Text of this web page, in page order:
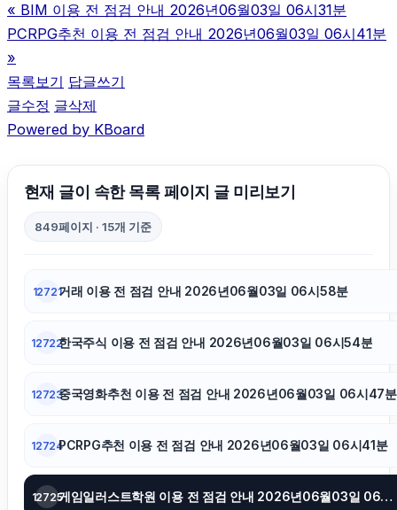
병원마케팅
폰테크
강동하수구막힘
용인하수구막힘
불륜증거
« BIM 이용 전 점검 안내 2026년06월03일 06시31분
PCRPG추천 이용 전 점검 안내 2026년06월03일 06시41분
»
목록보기 답글쓰기
글수정 글삭제
Powered by KBoard
현재 글이 속한 목록 페이지 글 미리보기
849페이지 · 15개 기준
12721거래 이용 전 점검 안내 2026년06월03일 06시58분
12722한국주식 이용 전 점검 안내 2026년06월03일 06시54분
12723중국영화추천 이용 전 점검 안내 2026년06월03일 06시47분
12724PCRPG추천 이용 전 점검 안내 2026년06월03일 06시41분
12725 게임일러스트학원 이용 전 점검 안내 2026년06월03일 06시36분